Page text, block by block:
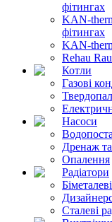
фітингах
KAN-
фітингах
KAN-
Rehau
Котли
Газові
Насоси
Дренаж та
Опалення
Радіатори
Сталеві